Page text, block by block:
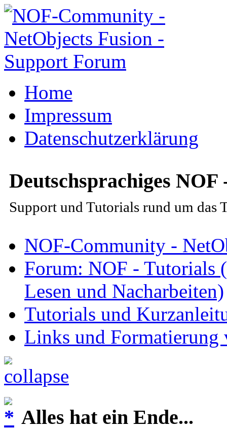
Home
Impressum
Datenschutzerklärung
Deutschsprachiges NOF
Support und Tutorials rund um das
NOF-Community -
Forum: NOF - Tutorials
Lesen und Nacharbeiten)
Tutorials und
Links und Formatierung
Alles hat ein Ende...